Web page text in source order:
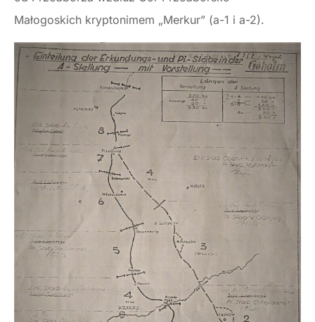
Małogoskich kryptonimem „Merkur” (a-1 i a-2).